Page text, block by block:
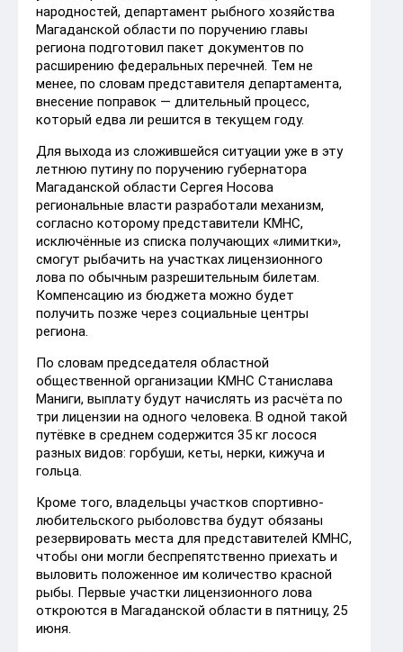
народностей, департамент рыбного хозяйства
Магаданской области по поручению главы
региона подготовил пакет документов по
расширению федеральных перечней. Тем не
менее, по словам представителя департамента,
внесение поправок — длительный процесс,
который едва ли решится в текущем году.
Для выхода из сложившейся ситуации уже в эту
летнюю путину по поручению губернатора
Магаданской области Сергея Носова
региональные власти разработали механизм,
согласно которому представители КМНС,
исключённые из списка получающих «лимитки»,
смогут рыбачить на участках лицензионного
лова по обычным разрешительным билетам.
Компенсацию из бюджета можно будет
получить позже через социальные центры
региона.
По словам председателя областной
общественной организации КМНС Станислава
Маниги, выплату будут начислять из расчёта по
три лицензии на одного человека. В одной такой
путёвке в среднем содержится 35 кг лосося
разных видов: горбуши, кеты, нерки, кижуча и
гольца.
Кроме того, владельцы участков спортивно-
любительского рыболовства будут обязаны
резервировать места для представителей КМНС,
чтобы они могли беспрепятственно приехать и
выловить положенное им количество красной
рыбы. Первые участки лицензионного лова
откроются в Магаданской области в пятницу, 25
июня.